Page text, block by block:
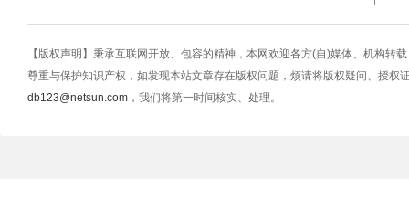
【版权声明】秉承互联网开放、包容的精神，本网欢迎各方(自)媒体、机构转
尊重与保护知识产权，如发现本站文章存在版权问题，烦请将版权疑问、授权
db123@netsun.com ，我们将第一时间核实、处理。